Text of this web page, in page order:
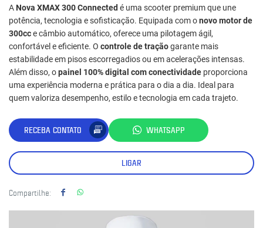
A Nova XMAX 300 Connected é uma scooter premium que une
potência, tecnologia e sofisticação. Equipada com onovo motor de
300cce câmbio automático, oferece uma pilotagem ágil,
confortável e eficiente. O controle de traçãogarante mais
estabilidade em pisos escorregadios ou em acelerações intensas.
Além disso, opainel 100% digital com conectividade proporciona
uma experiência moderna e prática para o dia a dia. Ideal para
quem valoriza desempenho, estilo e tecnologia em cada trajeto.
RECEBA CONTATO WHATSAPP
LIGAR
Compartilhe: